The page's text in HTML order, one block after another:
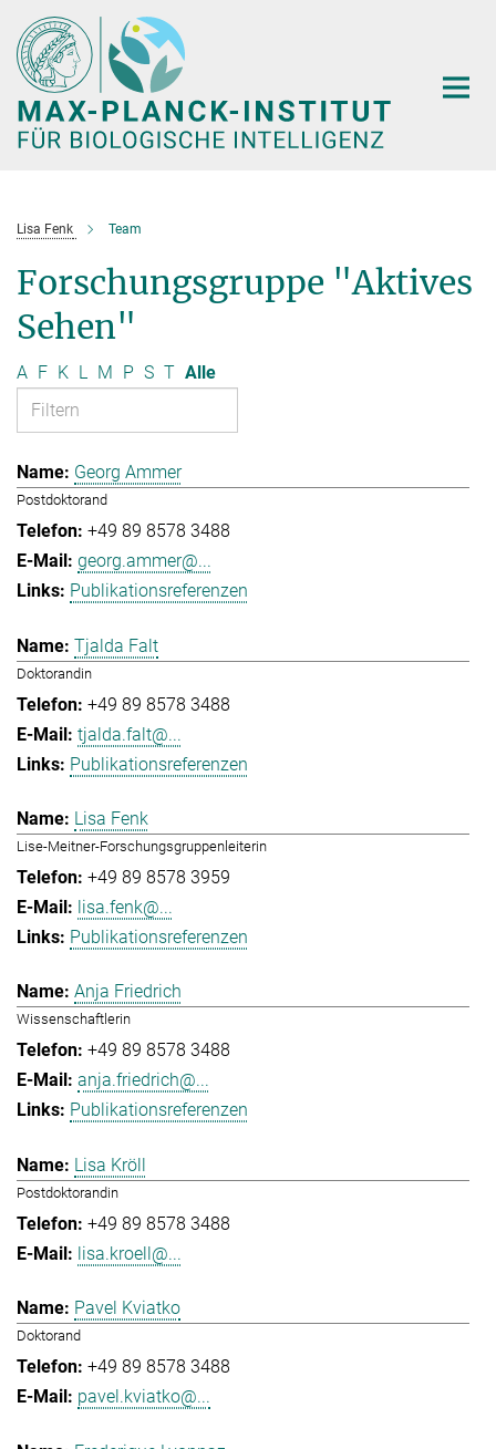
Hauptinhalt
Lisa Fenk Team
Forschungsgruppe "Aktives
Sehen"
A F K L M P S T Alle
Georg Ammer
Postdoktorand
+49 89 8578 3488
georg.ammer@...
Publikationsreferenzen
Tjalda Falt
Doktorandin
+49 89 8578 3488
tjalda.falt@...
Publikationsreferenzen
Lisa Fenk
Lise-Meitner-Forschungsgruppenleiterin
+49 89 8578 3959
lisa.fenk@...
Publikationsreferenzen
Anja Friedrich
Wissenschaftlerin
+49 89 8578 3488
anja.friedrich@...
Publikationsreferenzen
Lisa Kröll
Postdoktorandin
+49 89 8578 3488
lisa.kroell@...
Pavel Kviatko
Doktorand
+49 89 8578 3488
pavel.kviatko@...